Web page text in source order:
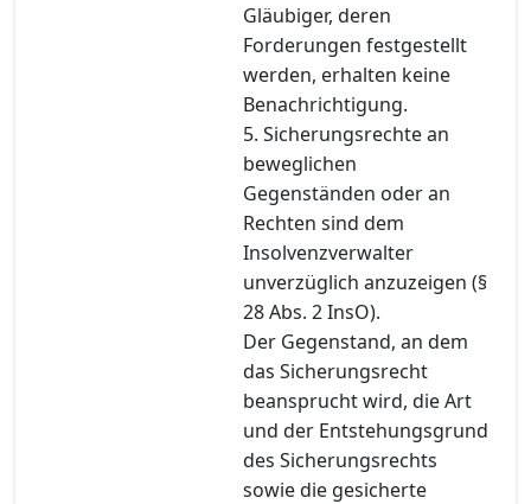
Gläubiger, deren
Forderungen festgestellt
werden, erhalten keine
Benachrichtigung.
5. Sicherungsrechte an
beweglichen
Gegenständen oder an
Rechten sind dem
Insolvenzverwalter
unverzüglich anzuzeigen (§
28 Abs. 2 InsO).
Der Gegenstand, an dem
das Sicherungsrecht
beansprucht wird, die Art
und der Entstehungsgrund
des Sicherungsrechts
sowie die gesicherte